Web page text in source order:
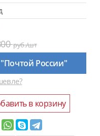
руб./шт
"Почтой России"
в корзину